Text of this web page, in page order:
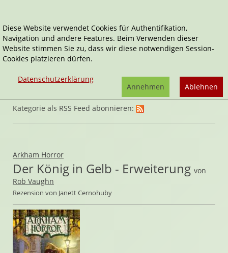
Home Spiele
Kategorie als RSS Feed abonnieren:
Arkham Horror
Der König in Gelb - Erweiterung von
Rob Vaughn
Rezension von Janett Cernohuby
Diese Website verwendet Cookies für Authentifikation,
Navigation und andere Features. Beim Verwenden dieser
Website stimmen Sie zu, dass wir diese notwendigen Session-
Cookies platzieren dürfen.
Datenschutzerklärung
Ablehnen
Annehmen